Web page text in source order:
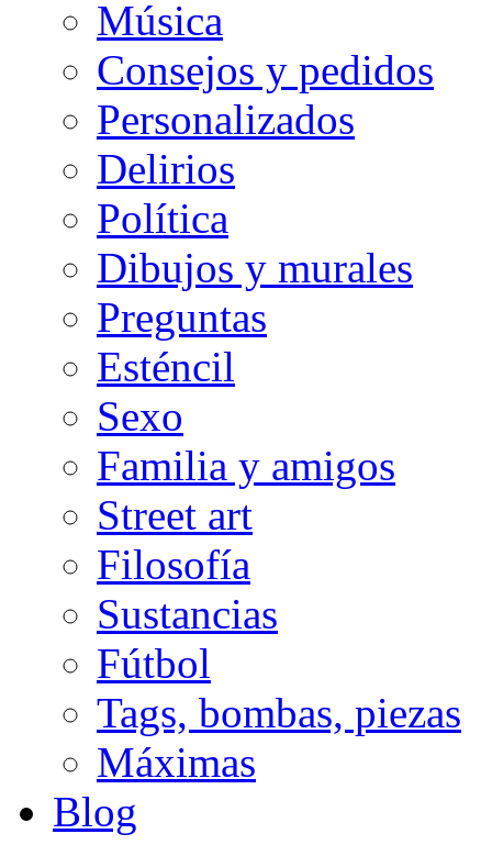
Música
Consejos y pedidos
Personalizados
Delirios
Política
Dibujos y murales
Preguntas
Esténcil
Sexo
Familia y amigos
Street art
Filosofía
Sustancias
Fútbol
Tags, bombas, piezas
Máximas
Blog